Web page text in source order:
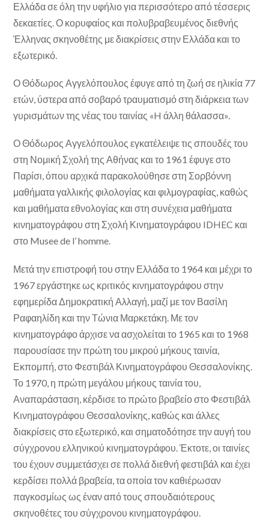
Ελλάδα σε όλη την υφήλιο για περισσότερο από τέσσερις
δεκαετίες. Ο κορυφαίος και πολυβραβευμένος διεθνής
Έλληνας σκηνοθέτης με διακρίσεις στην Ελλάδα και το
εξωτερικό.
Ο Θόδωρος Αγγελόπουλος έφυγε από τη ζωή σε ηλικία 77
ετών, ύστερα από σοβαρό τραυματισμό στη διάρκεια των
γυρισμάτων της νέας του ταινίας «H άλλη θάλασσα».
Ο Θόδωρος Αγγελόπουλος εγκατέλειψε τις σπουδές του
στη Νομική Σχολή της Αθήνας και το 1961 έφυγε στο
Παρίσι, όπου αρχικά παρακολούθησε στη Σορβόννη
μαθήματα γαλλικής φιλολογίας και φιλμογραφίας, καθώς
και μαθήματα εθνολογίας και στη συνέχεια μαθήματα
κινηματογράφου στη Σχολή Κινηματογράφου IDHEC και
στο Musee de l’ homme.
Μετά την επιστροφή του στην Ελλάδα το 1964 και μέχρι το
1967 εργάστηκε ως κριτικός κινηματογράφου στην
εφημερίδα Δημοκρατική Αλλαγή, μαζί με τον Βασίλη
Ραφαηλίδη και την Τώνια Μαρκετάκη. Με τον
κινηματογράφο άρχισε να ασχολείται το 1965 και το 1968
παρουσίασε την πρώτη του μικρού μήκους ταινία,
Εκπομπή, στο Φεστιβάλ Κινηματογράφου Θεσσαλονίκης.
Το 1970, η πρώτη μεγάλου μήκους ταινία του,
Αναπαράσταση, κέρδισε το πρώτο βραβείο στο Φεστιβάλ
Κινηματογράφου Θεσσαλονίκης, καθώς και άλλες
διακρίσεις στο εξωτερικό, και σηματοδότησε την αυγή του
σύγχρονου ελληνικού κινηματογράφου. Έκτοτε, οι ταινίες
του έχουν συμμετάσχει σε πολλά διεθνή φεστιβάλ και έχει
κερδίσει πολλά βραβεία, τα οποία τον καθιέρωσαν
παγκοσμίως ως έναν από τους σπουδαιότερους
σκηνοθέτες του σύγχρονου κινηματογράφου.